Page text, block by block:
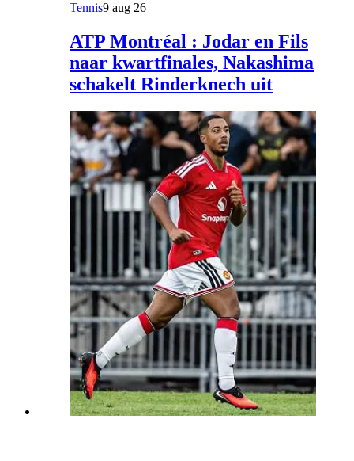
Tennis9 aug 26
ATP Montréal : Jodar en Fils
naar kwartfinales, Nakashima
schakelt Rinderknech uit